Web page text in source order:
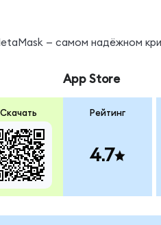
— самом надёжном
Скачать
App Store
Рейтинг
4.7